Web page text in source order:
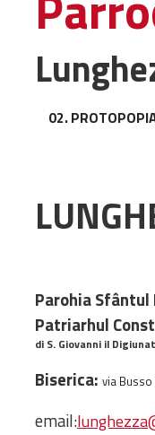
STORIA
02.
Parohia
Patriarhul
di S. Giovanni il
Biserica: via
email: